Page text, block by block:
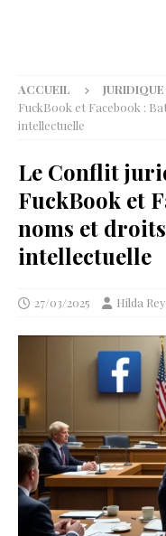
ACCUEIL JURIDIQUE
FuckBook et Facebook :
intellectuelle
Le Conflit
FuckBook et
noms et
intellectuelle
27/03/2025 Hilda